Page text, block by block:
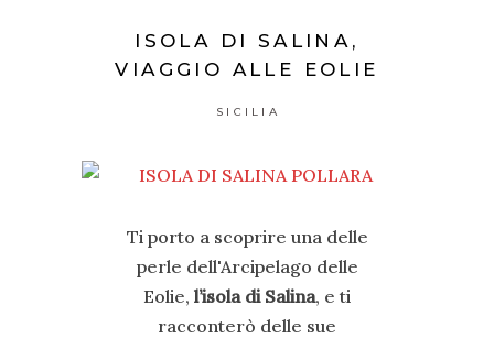
ISOLA DI SALINA,
VIAGGIO ALLE EOLIE
SICILIA
Ti porto a scoprire una delle
perle dell'Arcipelago delle
Eolie, l’isola di Salina, e ti
racconterò delle sue